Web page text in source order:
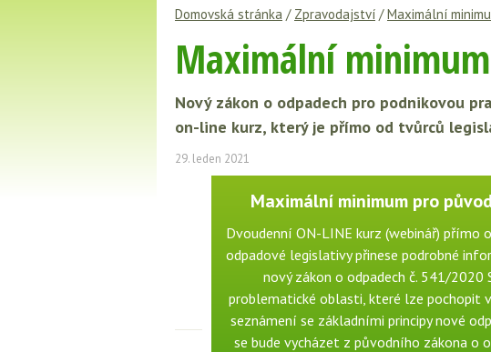
Domovská stránka / Zpravodajství /Maximální
Maximální
Nový zákon o odpadech pro podnikovou
on-line kurz, který je přímo od tvůrců
29. leden 2021
Maximální minimum pro
Dvoudenní ON-LINE kurz (webinář) přímo
odpadové legislativy přinese podrobné
nový zákon o odpadech č. 541/2020
problematické oblasti, které lze pochopit
seznámení se základními principy nové
se bude vycházet z původního zákona o